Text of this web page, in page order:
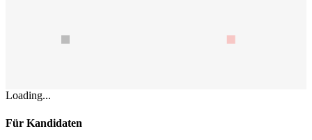
Loading...
Für Kandidaten